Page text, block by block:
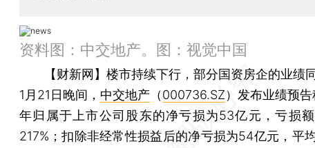
资料图：中交地产。图：视觉中国
【财新网】 楼市持续下行，部分国资房企的业绩
1月21日晚间， 中交地产 （000736.SZ）发布业绩预
年归属于上市公司股东的净亏损为53亿元，亏损
217%；扣除非经常性损益后的净亏损为54亿元，平